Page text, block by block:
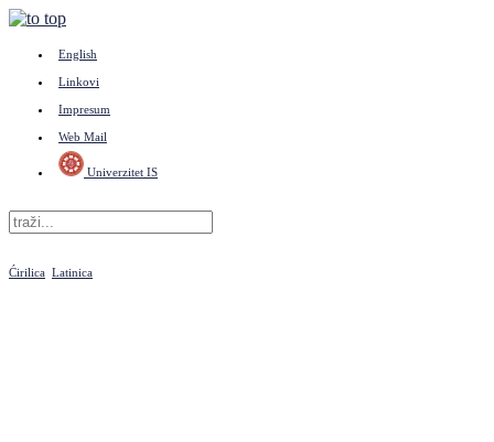
English
Linkovi
Impresum
Web Mail
Univerzitet IS
Ćirilica Latinica